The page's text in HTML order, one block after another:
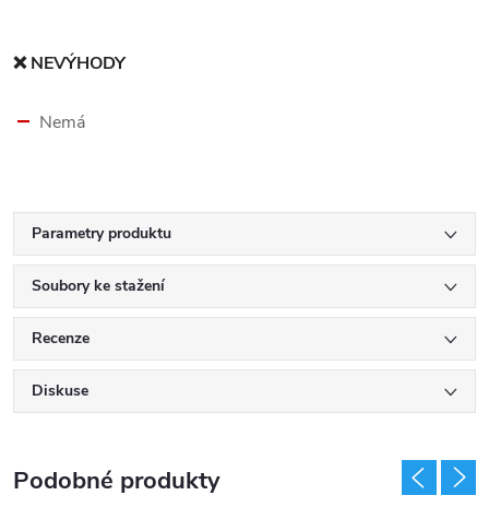
❌ NEVÝHODY
Nemá
Parametry produktu
Soubory ke stažení
Recenze
Diskuse